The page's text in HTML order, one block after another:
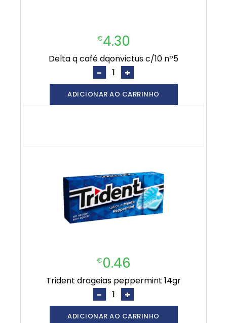
€4.30
delta q café dqonvictus c/10 nº5
- +
ADICIONAR AO CARRINHO
€0.46
trident drageias peppermint 14gr
- +
ADICIONAR AO CARRINHO